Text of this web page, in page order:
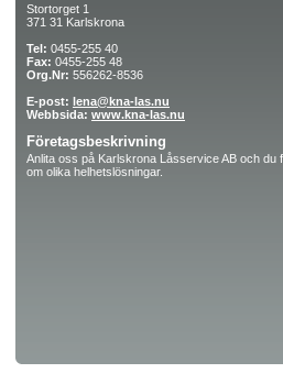
Stortorget 1
371 31 Karlskrona
Tel: 0455-255 40
Fax: 0455-255 48
Org.Nr: 556262-8536
E-post: lena@kna-las.nu
Webbsida: www.kna-las.nu
Företagsbeskrivning
Anlita oss på Karlskrona Låsservice AB och
om olika helhetslösningar.